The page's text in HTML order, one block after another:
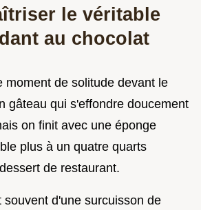
le véritable
au chocolat
moment de solitude devant le
gâteau qui s'effondre doucement
on finit avec une éponge
plus à un quatre quarts
de restaurant.
souvent d'une surcuisson de